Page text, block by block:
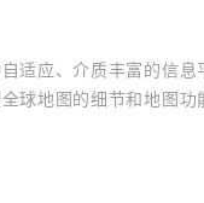
适应、介质丰富的信息
球地图的细节和地图